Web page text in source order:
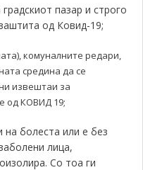
пазар и строго
од Ковид-19;
комуналните редари,
средина да се
извештаи за
од КОВИД 19;
на болеста или е без
лица,
Со тоа ги